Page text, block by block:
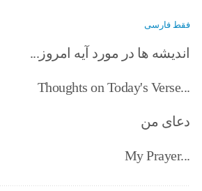
فقط فارسی
اندیشه ها در مورد آیه امروز...
Thoughts on Today's Verse...
دعای من
My Prayer...